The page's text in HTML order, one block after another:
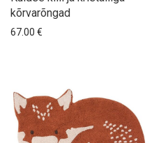
kõrvarõngad
67.00 €